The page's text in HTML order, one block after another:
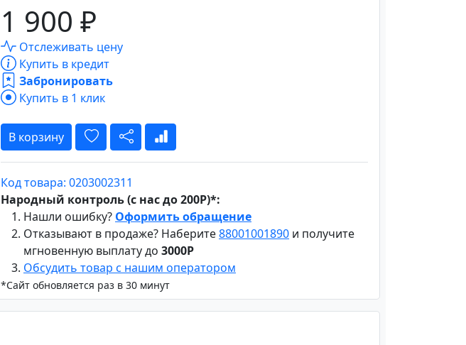
1 900 ₽
Отслеживать цену
Купить в кредит
Забронировать
Купить в 1 клик
В корзину
Код товара: 0203002311
Народный контроль (с нас до 200Р)*:
Нашли ошибку? Оформить обращение
Отказывают в продаже? Наберите88001001890 и получите
мгновенную выплату до 3000Р
Обсудить товар с нашим оператором
*Сайт обновляется раз в 30 минут